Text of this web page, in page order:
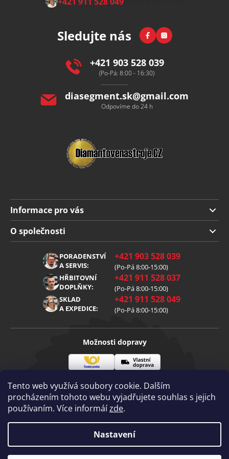
Tento web využívá soubory cookie. Dalším
procházením tohoto webu vyjadřujete souhlas s jejich
používaním. Více informáízde.
Nastavení
Sledujte nás FacebookInstagram
+421 903 528 039
(Po-Pá: 8:00 - 16:30)
diasegment.sk@gmail.com
Odpovíme do 24 h
Informace pro vás
Doprava a platba
Obchodní podmínky
Reklamace
Zpracování osobních údajů
O společnosti
PORADENSTVÍ
A SERVIS:
+421 903 528 039
(Po-Pá 8:00-15:00)
HŘBITOVNÍ
DOPLŇKY:
+421 911 528 037
(Po-Pá 8:00-15:00)
SKLAD
A EXPEDICE:
+421 911 528 049
(Po-Pá 8:00-15:00)
Možnosti dopravy
pošta
doprava
Visa Mastercard
Copyright 2026
Diamantovenastroje.cz. Všechna práva
vyhrazena.